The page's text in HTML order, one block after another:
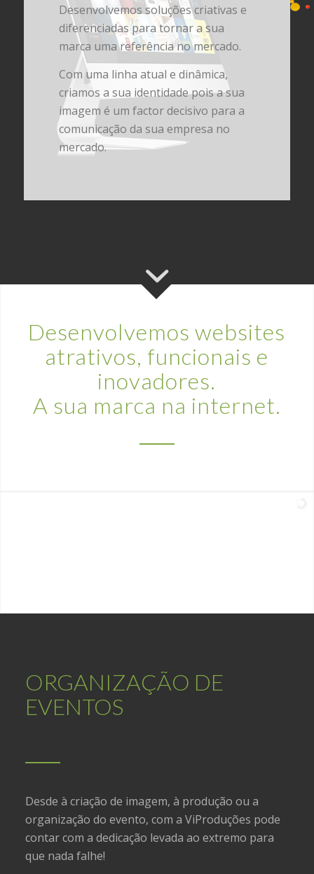
Desenvolvemos soluções criativas e
diferenciadas para tornar a sua
marca uma referência no mercado.
Com uma linha atual e dinâmica,
criamos a sua identidade pois a sua
imagem é um factor decisivo para a
comunicação da sua empresa no
mercado.
Desenvolvemos websites
atrativos, funcionais e
inovadores.
A sua marca na internet.
ORGANIZAÇÃO DE
EVENTOS
Desde à criação de imagem, à produção ou a
organização do evento, com a ViProduções pode
contar com a dedicação levada ao extremo para
que nada falhe!